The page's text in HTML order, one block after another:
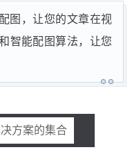
图，让您的文章在视
智能配图算法，让您
方案的集合